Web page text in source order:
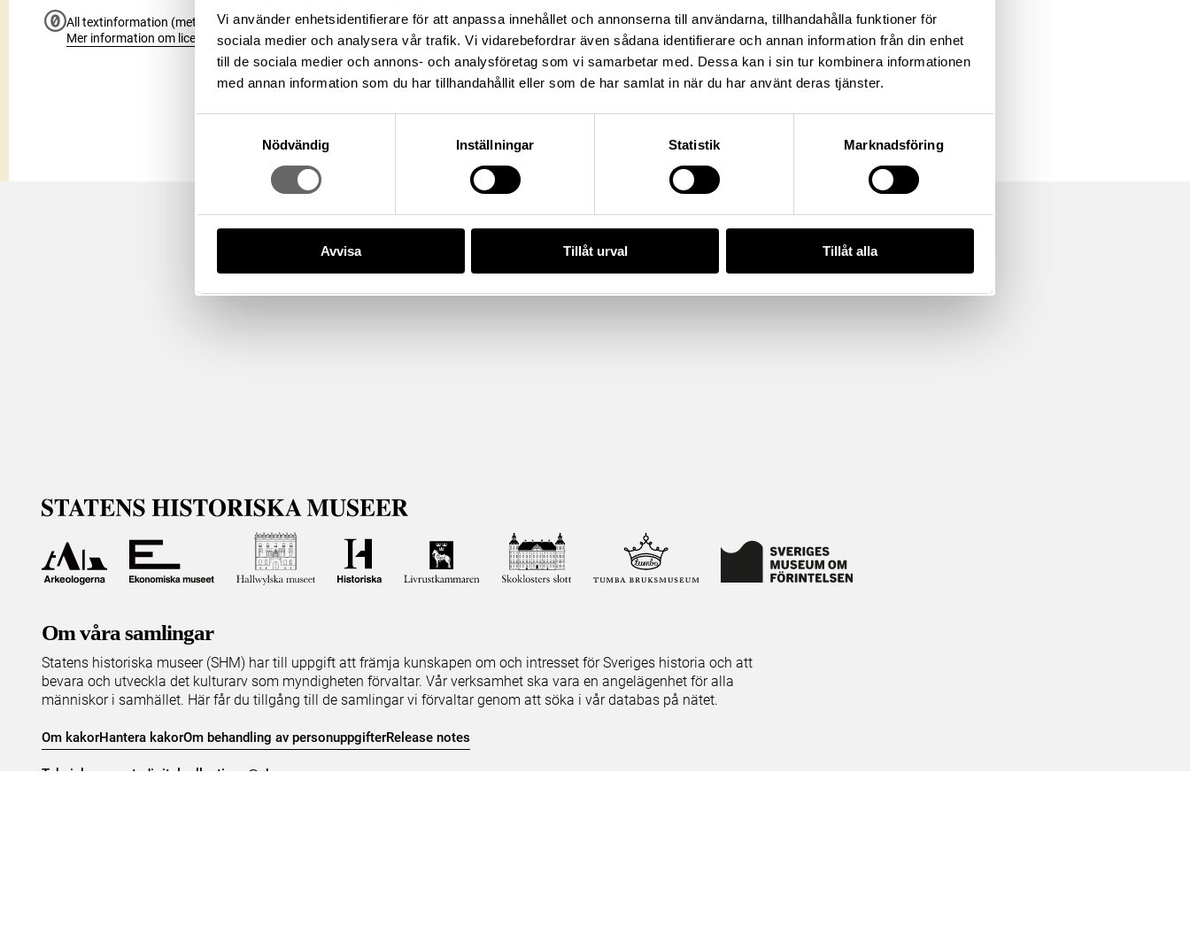
Vi använder enhetsidentifierare för att anpassa innehållet och annonserna till användarna, tillhandahålla funktioner för
sociala medier och analysera vår trafik. Vi vidarebefordrar även sådana identifierare och annan information från din enhet
till de sociala medier och annons- och analysföretag som vi samarbetar med. Dessa kan i sin tur kombinera informationen
med annan information som du har tillhandahållit eller som de har samlat in när du har använt deras tjänster.
Nödvändig
Inställningar Statistik Marknadsföring
Avvisa Tillåt urval Tillåt alla
All textinformation (metadata) på denna sida är fri att använda enligt licensen CC0.
Mer information om licenser hos Statens historiska museer.
Om våra samlingar
Statens historiska museer (SHM) har till uppgift att främja kunskapen om och intresset för Sveriges historia och att
bevara och utveckla det kulturarv som myndigheten förvaltar. Vår verksamhet ska vara en angelägenhet för alla
människor i samhället. Här får du tillgång till de samlingar vi förvaltar genom att söka i vår databas på nätet.
Om kakorHantera kakorOm behandling av personuppgifterRelease notes
Teknisk support: digitalcollections@shm.se